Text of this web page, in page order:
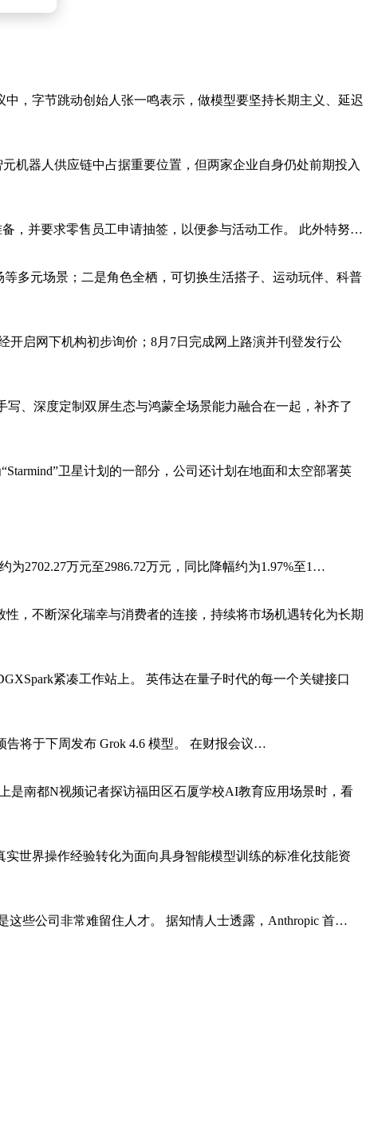
，字节跳动创始人张一鸣表示，做模型要坚持长期主义、延迟
机器人供应链中占据重要位置，但两家企业自身仍处前期投入
备，并要求零售员工申请抽签，以便参与活动工作。 此外特努…
多元场景；二是角色全栖，可切换生活搭子、运动玩伴、科普
开启网下机构初步询价；8月7日完成网上路演并刊登发行公
、深度定制双屏生态与鸿蒙全场景能力融合在一起，补齐了
卫星计划的一部分，公司还计划在地面和太空部署英
为2702.27万元至2986.72万元，同比降幅约为1.97%至1…
，不断深化瑞幸与消费者的连接，持续将市场机遇转化为长期
紧凑工作站上。 英伟达在量子时代的每一个关键接口
告将于下周发布 Grok 4.6 模型。 在财报会议…
南都N视频记者探访福田区石厦学校AI教育应用场景时，看
世界操作经验转化为面向具身智能模型训练的标准化技能资
这些公司非常难留住人才。 据知情人士透露，Anthropic 首…